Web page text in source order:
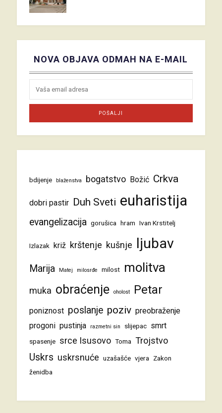
NOVA OBJAVA ODMAH NA E-MAIL
bdijenje blaženstva bogatstvo Božić Crkva
dobri pastir Duh Sveti euharistija
evangelizacija gorušica hram Ivan Krstitelj
Izlazak križ krštenje kušnje ljubav
Marija Matej milosrđe milost molitva
muka obraćenje oholost Petar
poniznost poslanje poziv preobraženje
progoni pustinja razmetni sin slijepac smrt
spasenje srce Isusovo Toma Trojstvo
Uskrs uskrsnuće uzašašće vjera Zakon
ženidba